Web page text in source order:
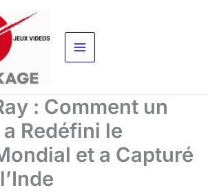
: Comment un
Redéfini le
et a Capturé